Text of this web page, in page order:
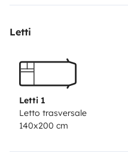
Letti
Letti 1
Letto trasversale
140x200 cm